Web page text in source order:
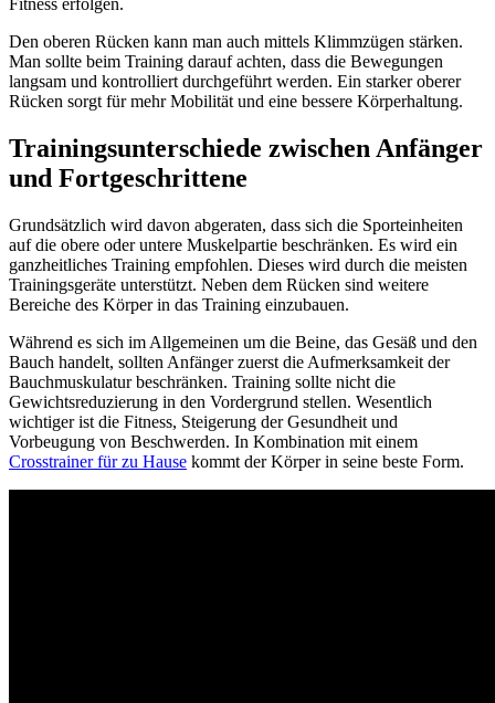
Fitness erfolgen.
Den oberen Rücken kann man auch mittels Klimmzügen stärken.
Man sollte beim Training darauf achten, dass die Bewegungen
langsam und kontrolliert durchgeführt werden. Ein starker oberer
Rücken sorgt für mehr Mobilität und eine bessere Körperhaltung.
Trainingsunterschiede zwischen Anfänger
und Fortgeschrittene
Grundsätzlich wird davon abgeraten, dass sich die Sporteinheiten
auf die obere oder untere Muskelpartie beschränken. Es wird ein
ganzheitliches Training empfohlen. Dieses wird durch die meisten
Trainingsgeräte unterstützt. Neben dem Rücken sind weitere
Bereiche des Körper in das Training einzubauen.
Während es sich im Allgemeinen um die Beine, das Gesäß und den
Bauch handelt, sollten Anfänger zuerst die Aufmerksamkeit der
Bauchmuskulatur beschränken. Training sollte nicht die
Gewichtsreduzierung in den Vordergrund stellen. Wesentlich
wichtiger ist die Fitness, Steigerung der Gesundheit und
Vorbeugung von Beschwerden. In Kombination mit einem
Crosstrainer für zu Hause kommt der Körper in seine beste Form.